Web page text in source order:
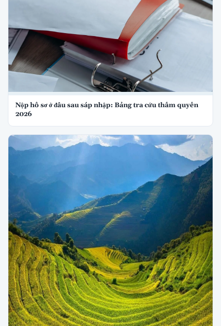
Nộp hồ sơ ở đâu sau sáp nhập: Bảng tra cứu thẩm quyền
2026